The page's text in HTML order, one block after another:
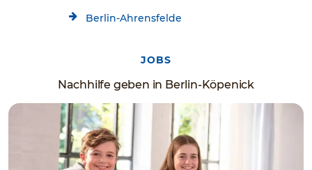
Berlin-Ahrensfelde
JOBS
Nachhilfe geben in Berlin-Köpenick